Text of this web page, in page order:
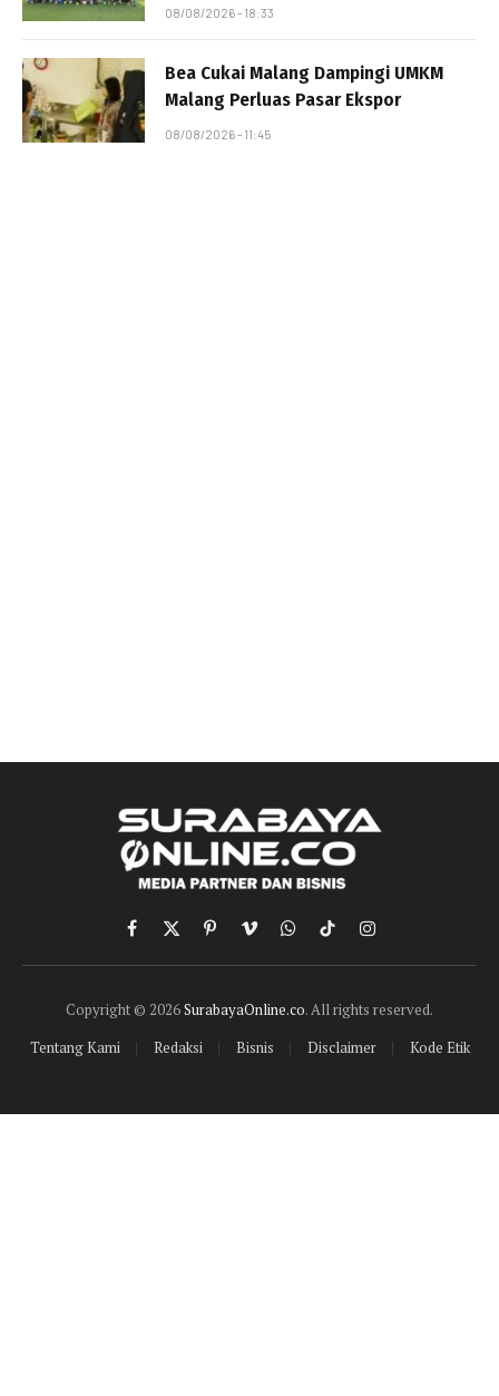
08/08/2026 - 18:33
Bea Cukai Malang Dampingi UMKM
Malang Perluas Pasar Ekspor
08/08/2026 - 11:45
Facebook
X
(Twitter)
PinterestVimeoWhatsApp
TikTokInstagram
Copyright © 2026SurabayaOnline.co. All rights reserved.
Tentang Kami
Redaksi Bisnis Disclaimer Kode Etik